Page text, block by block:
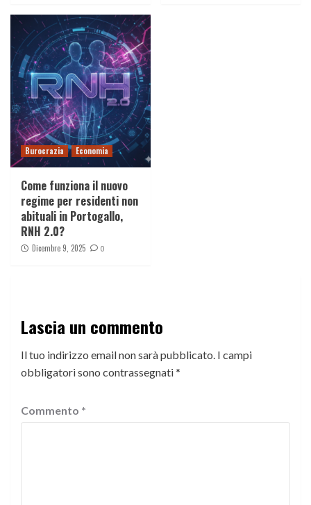
Burocrazia Economia
Come funziona il nuovo
regime per residenti non
abituali in Portogallo,
RNH 2.0?
Dicembre 9, 2025 0
Lascia un commento
Il tuo indirizzo email non sarà pubblicato. I campi
obbligatori sono contrassegnati*
Commento *